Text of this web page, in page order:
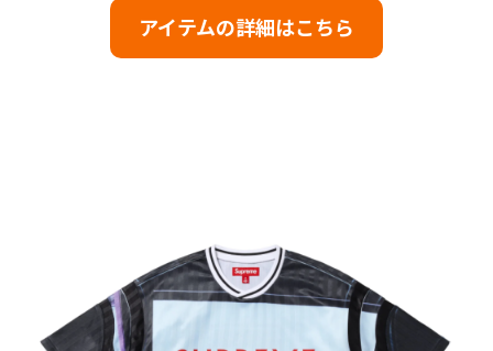
アイテムの詳細はこちら